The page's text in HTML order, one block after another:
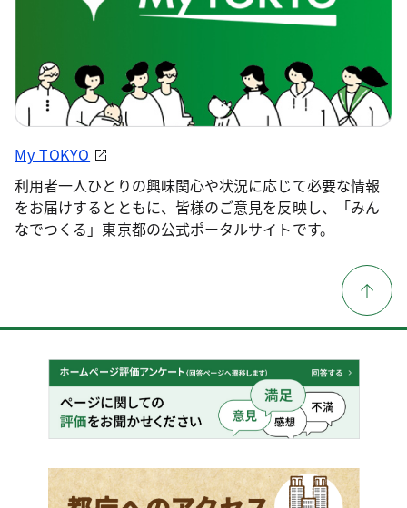
My TOKYO
利用者一人ひとりの興味関心や状況に応じて必要な情報
をお届けするとともに、皆様のご意見を反映し、「みん
なでつくる」東京都の公式ポータルサイトです。